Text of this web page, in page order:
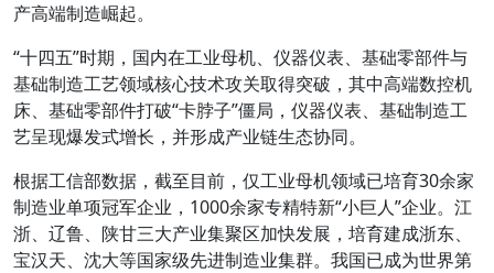
产高端制造崛起。
“十四五”时期，国内在工业母机、仪器仪表、基础零部件与
基础制造工艺领域核心技术攻关取得突破，其中高端数控机
床、基础零部件打破“卡脖子”僵局，仪器仪表、基础制造工
艺呈现爆发式增长，并形成产业链生态协同。
根据工信部数据，截至目前，仅工业母机领域已培育30余家
制造业单项冠军企业，1000余家专精特新“小巨人”企业。江
浙、辽鲁、陕甘三大产业集聚区加快发展，培育建成浙东、
宝汉天、沈大等国家级先进制造业集群。我国已成为世界第